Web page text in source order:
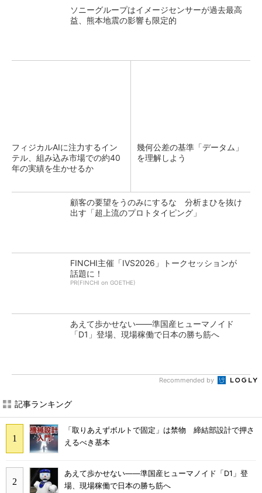
ソニーグループはイメージセンサーが過去最高
益、熊本地震の影響も限定的
フィジカルAIに注力するイン
テル、組み込み市場での約40
年の実績を生かせるか
幾何公差の基準「データム」
を理解しよう
顧客の要望をうのみにするな 分析まひを抜け
出す「超上流のプロトタイピング」
FINCHI主催「IVS2026」トークセッションが
話題に！
PR(FINCHI on GOETHE)
あえて歩かせない――準国産ヒューマノイド
「D1」登場、現場稼働で日本の勝ち筋へ
Recommended by
記事ランキング
「取りあえずボルトで固定」は禁物 締結部設計で押さ
えるべき基本
あえて歩かせない――準国産ヒューマノイド「D1」登
場、現場稼働で日本の勝ち筋へ